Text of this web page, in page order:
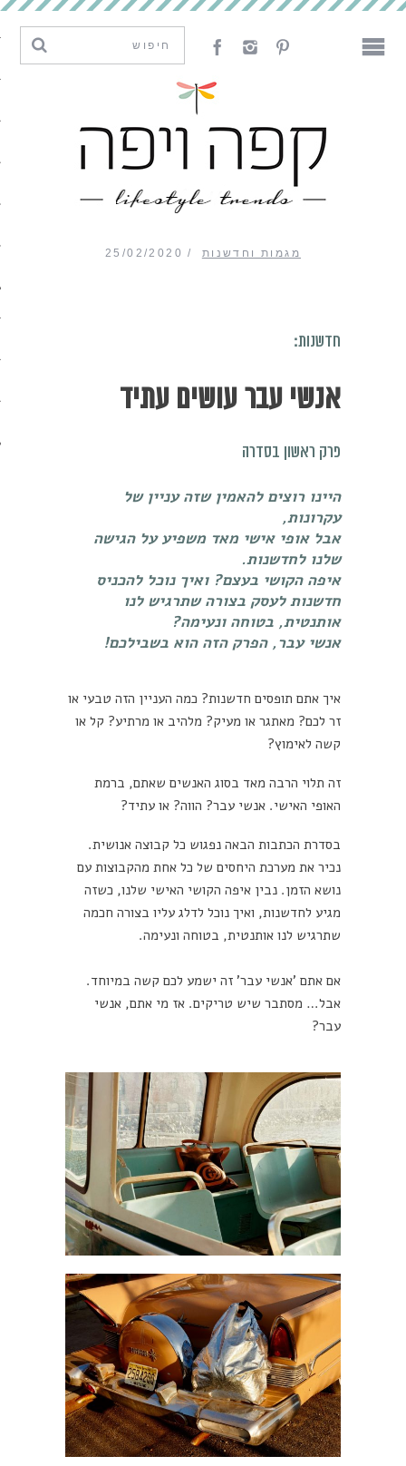
אמנות
מגמות וחדשנות 25/02/2020
חדשנות:
אנשי עבר עושים עתיד
פרק ראשון בסדרה
היינו רוצים להאמין שזה עניין של
עקרונות,
אבל אופי אישי מאד משפיע על הגישה
שלנו לחדשנות.
איפה הקושי בעצם? ואיך נוכל להכניס
חדשנות לעסק בצורה שתרגיש לנו
אותנטית, בטוחה ונעימה?
אנשי עבר, הפרק הזה הוא בשבילכם!
איך אתם תופסים חדשנות? כמה העניין הזה טבעי או
זר לכם? מאתגר או מעיק? מלהיב או מרתיע? קל או
קשה לאימוץ?
זה תלוי הרבה מאד בסוג האנשים שאתם, ברמת
האופי האישי. אנשי עבר? הווה? או עתיד?
בסדרת הכתבות הבאה נפגוש כל קבוצה אנושית.
נכיר את מערכת היחסים של כל אחת מהקבוצות עם
נושא הזמן. נבין איפה הקושי האישי שלנו, כשזה
מגיע לחדשנות, ואיך נוכל לדלג עליו בצורה חכמה
שתרגיש לנו אותנטית, בטוחה ונעימה.
אם אתם 'אנשי עבר' זה ישמע לכם קשה במיוחד.
אבל… מסתבר שיש טריקים. אז מי אתם, אנשי
עבר?